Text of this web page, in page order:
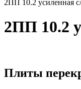
2ПП 10.2 усиленная
2ПП 10.2
Плиты